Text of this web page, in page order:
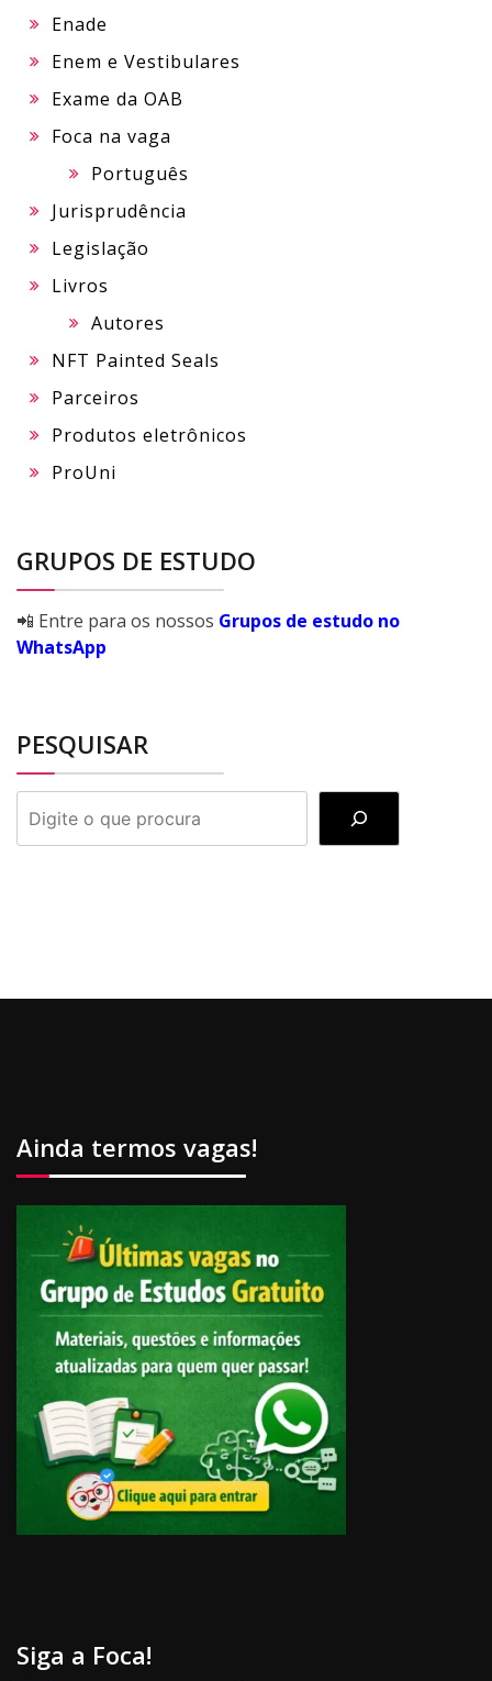
Enade
Enem e Vestibulares
Exame da OAB
Foca na vaga
Português
Jurisprudência
Legislação
Livros
Autores
NFT Painted Seals
Parceiros
Produtos eletrônicos
ProUni
GRUPOS DE ESTUDO
📲 Entre para os nossos Grupos de estudo no
WhatsApp
PESQUISAR
PESQUISAR
Ainda termos vagas!
Siga a Foca!